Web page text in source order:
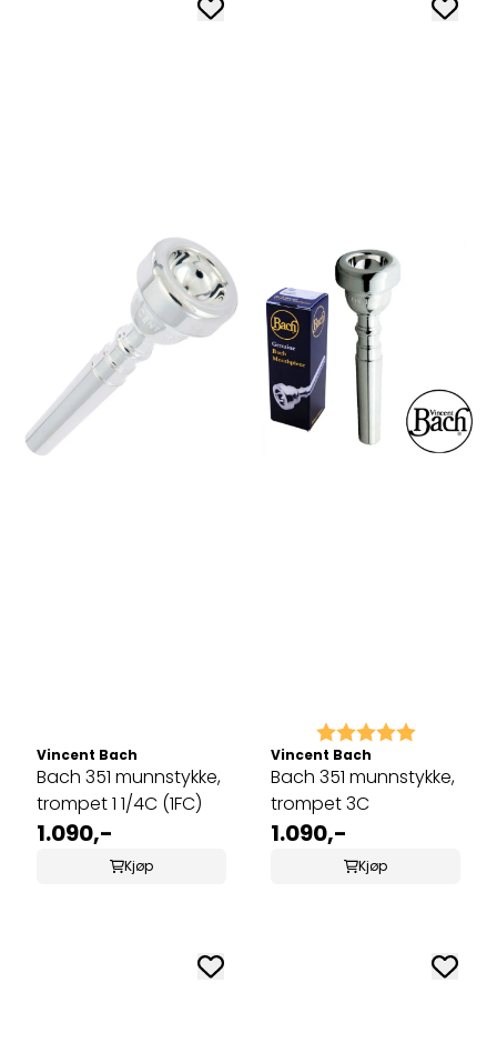
Vincent Bach
Bach 351 munnstykke,
trompet 1 1/4C (1FC)
1.090,-
Kjøp
Karakter: 5.0 av 5
Vincent Bach
Bach 351 munnstykke,
trompet 3C
1.090,-
Kjøp